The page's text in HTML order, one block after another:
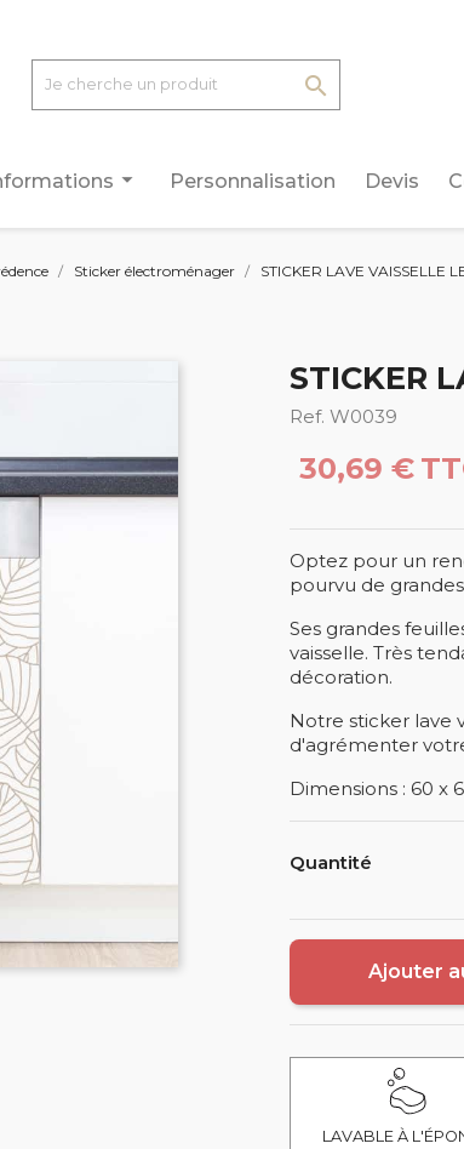

arrow_drop_down Personnalisation Devis
Sticker électroménager STICKER LAVE VAISSELLE
STICKER
Ref. W0039
30,69 €
Optez pour un
pourvu de
Ses grandes
vaisselle. Très
décoration.
Notre sticker lave
d'agrémenter
Dimensions : 60 x
Quantité
Ajouter
LAVABLE À